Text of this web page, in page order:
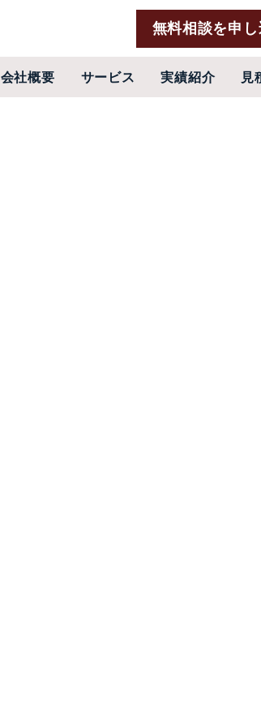
無料相談を申し
会社概要 サービス 実績紹介 見